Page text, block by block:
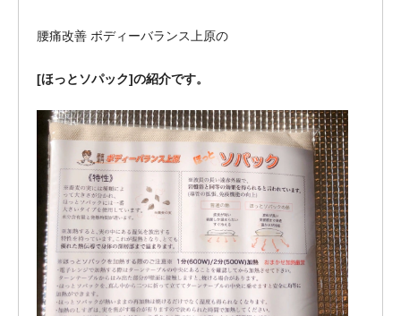
腰痛改善 ボディーバランス上原の
[ほっとソパック]の紹介です。